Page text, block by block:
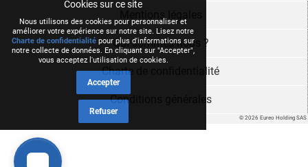
Cookies sur ce site
Nous utilisons des cookies pour personnaliser et
améliorer votre expérience sur notre site. Lisez notre
Charte de confidentialité pour plus d'informations sur
notre collecte de données. En cliquant sur "Accepter",
vous acceptez l'utilisation de cookies.
Accepter
Refuser
© 2026 Eureo Holding SAS
Mentions légales
Qui sommes nous ?
Charte de confidentialité
Conditions générales